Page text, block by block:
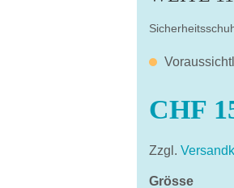
CHF
Zzgl.
Grösse